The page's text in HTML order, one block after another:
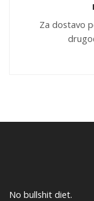
Za dostavo
No bullshit diet.